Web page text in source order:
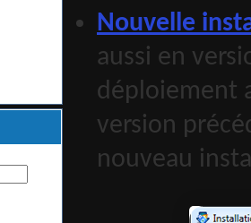
Nouvelle
aussi en
déploiement
version
nouveau